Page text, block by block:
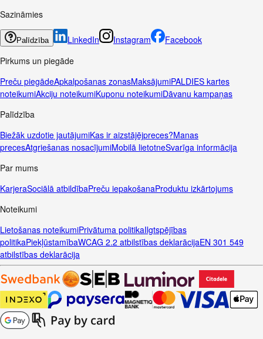
Sazināmies
Palīdzība LinkedIn Instagram
Facebook
Pirkums un piegāde
Preču piegādeApkalpošanas zonasMaksājumiPALDIES kartes
noteikumiAkciju noteikumiKuponu noteikumiDāvanu kampaņas
Palīdzība
Biežāk uzdotie jautājumiKas ir aizstājējpreces?Manas
precesAtgriešanas nosacījumiMobilā lietotneSvarīga informācija
Par mums
KarjeraSociālā atbildībaPreču iepakošanaProduktu izkārtojums
Noteikumi
Lietošanas noteikumiPrivātuma politikaIlgtspējības
politikaPiekļūstamībaWCAG 2.2 atbilstības deklarācijaEN 301 549
atbilstības deklarācija